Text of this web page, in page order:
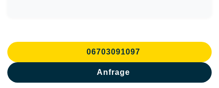
06703091097
Anfrage